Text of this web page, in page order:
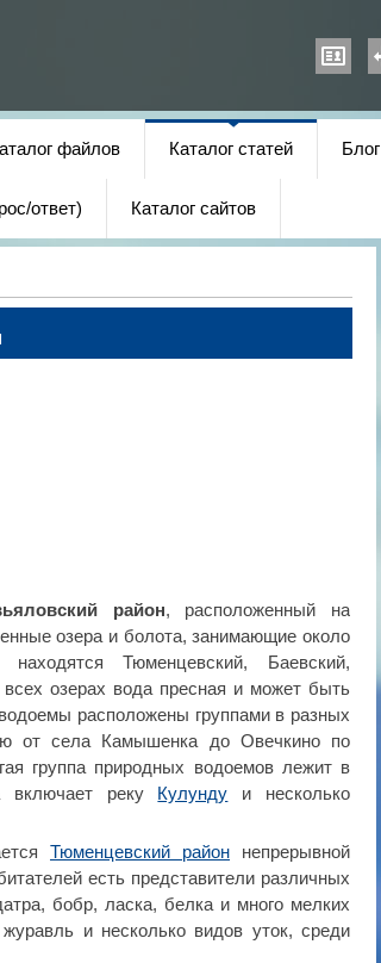
файлов Каталог статей Блог
ответ) Каталог сайтов
район, расположенный на
озера и болота, занимающие около
Тюменцевский, Баевский,
озерах вода пресная и может быть
расположены группами в разных
от села Камышенка до Овечкино по
группа природных водоемов лежит в
включает реку Кулунду и несколько
Тюменцевский район непрерывной
есть представители различных
бобр, ласка, белка и много мелких
и несколько видов уток, среди